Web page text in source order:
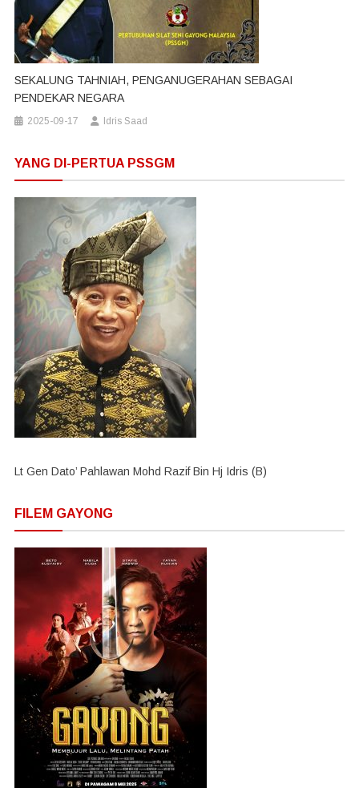
SEKALUNG TAHNIAH, PENGANUGERAHAN SEBAGAI
PENDEKAR NEGARA
2025-09-17 Idris Saad
YANG DI-PERTUA PSSGM
Lt Gen Dato’ Pahlawan Mohd Razif Bin Hj Idris (B)
FILEM GAYONG